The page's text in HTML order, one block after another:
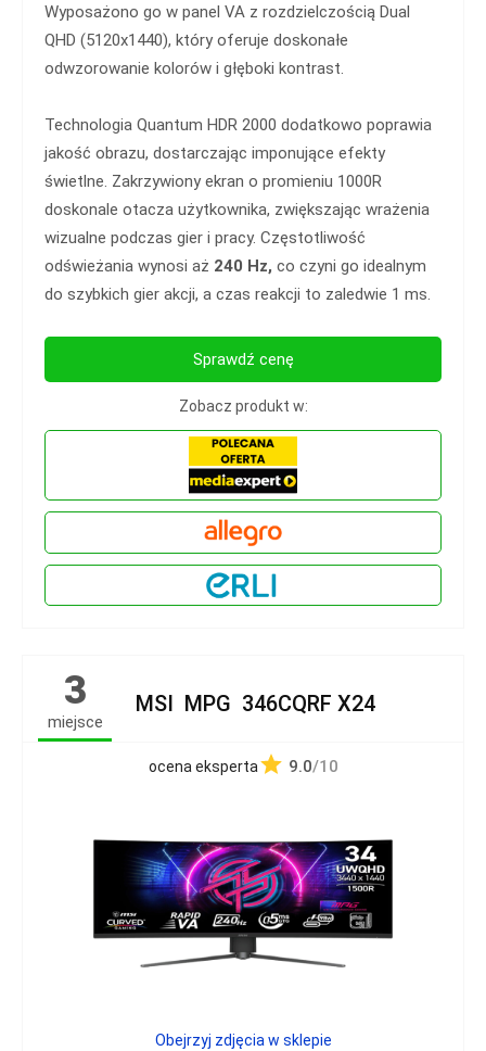
Wyposażono go w panel VA z rozdzielczością Dual
QHD (5120x1440), który oferuje doskonałe
odwzorowanie kolorów i głęboki kontrast.
Technologia Quantum HDR 2000 dodatkowo poprawia
jakość obrazu, dostarczając imponujące efekty
świetlne. Zakrzywiony ekran o promieniu 1000R
doskonale otacza użytkownika, zwiększając wrażenia
wizualne podczas gier i pracy. Częstotliwość
odświeżania wynosi aż 240 Hz, co czyni go idealnym
do szybkich gier akcji, a czas reakcji to zaledwie 1 ms.
Sprawdź cenę
Zobacz produkt w:
3
miejsce
MSI MPG 346CQRF X24
ocena eksperta 9.0/10
Obejrzyj zdjęcia w sklepie